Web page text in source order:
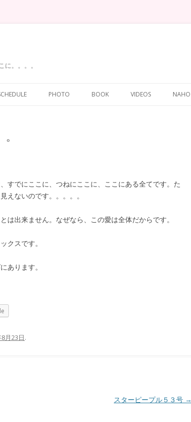
。。。。
PHOTO BOOK VIDEOS NAHO
すでにここに、つねにここに、ここにある全てです。た
えないのです。。。。。
は出来ません。なぜなら、この愛は全体だからです。
クスです。
あります。
月23日.
スターピープル５３号 →